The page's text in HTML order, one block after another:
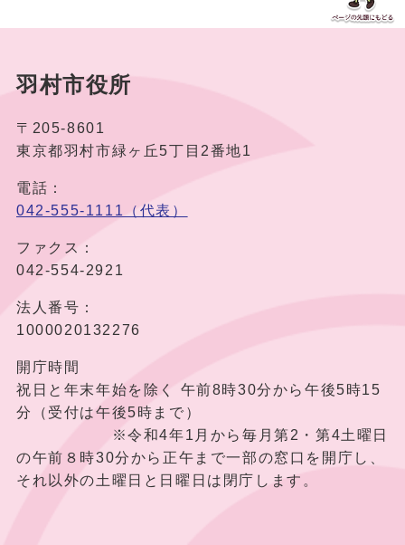
羽村市役所
〒205-8601
東京都羽村市緑ヶ丘5丁目2番地1
電話：
042-555-1111（代表）
ファクス：
042-554-2921
法人番号：
1000020132276
開庁時間
祝日と年末年始を除く 午前8時30分から午後5時15
分（受付は午後5時まで）
※令和4年1月から毎月第2・第4土曜日
の午前８時30分から正午まで一部の窓口を開庁し、
それ以外の土曜日と日曜日は閉庁します。